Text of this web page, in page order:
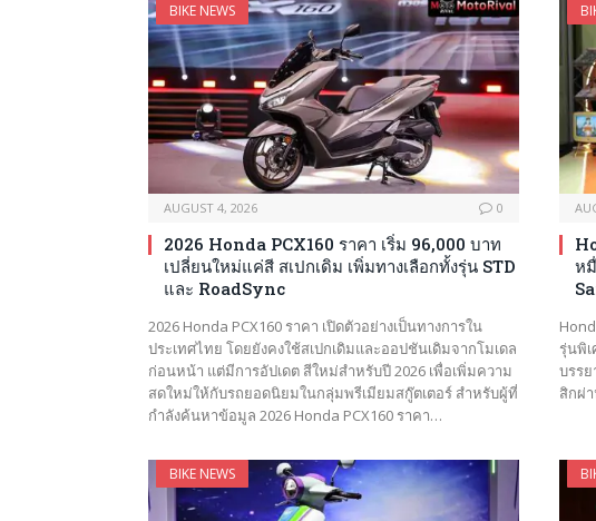
BIKE NEWS
AUGUST 4, 2026 0
2026 Honda PCX160 ราคา เริ่ม 96,000 บาท
เปลี่ยนใหม่แค่สี สเปกเดิม เพิ่มทางเลือกทั้งรุ่น STD
และ RoadSync
2026 Honda PCX160 ราคา เปิดตัวอย่างเป็นทางการใน
ประเทศไทย โดยยังคงใช้สเปกเดิมและออปชันเดิมจากโมเดล
ก่อนหน้า แต่มีการอัปเดต สีใหม่สำหรับปี 2026 เพื่อเพิ่มความ
สดใหม่ให้กับรถยอดนิยมในกลุ่มพรีเมียมสกู๊ตเตอร์ สำหรับผู้ที่
กำลังค้นหาข้อมูล 2026 Honda PCX160 ราคา…
ห
รุ่นพิ
บรร
สิกผ่
BIKE NEWS